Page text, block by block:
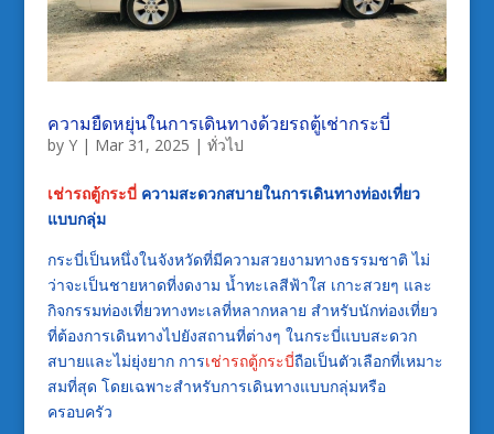
ความยืดหยุ่นในการเดินทางด้วยรถตู้เช่ากระบี่
by Y| Mar 31, 2025 | ทั่วไป
เช่ารถตู้กระบี่ความสะดวกสบายในการเดินทางท่องเที่ยว
แบบกลุ่ม
กระบี่เป็นหนึ่งในจังหวัดที่มีความสวยงามทางธรรมชาติ ไม่
ว่าจะเป็นชายหาดที่งดงาม น้ำทะเลสีฟ้าใส เกาะสวยๆ และ
กิจกรรมท่องเที่ยวทางทะเลที่หลากหลาย สำหรับนักท่องเที่ยว
ที่ต้องการเดินทางไปยังสถานที่ต่างๆ ในกระบี่แบบสะดวก
สบายและไม่ยุ่งยาก การเช่ารถตู้กระบี่ถือเป็นตัวเลือกที่เหมาะ
สมที่สุด โดยเฉพาะสำหรับการเดินทางแบบกลุ่มหรือ
ครอบครัว